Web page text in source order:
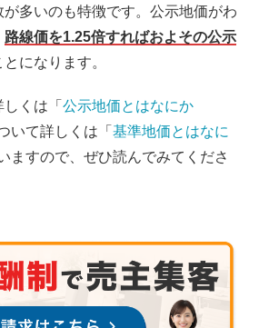
多いのも特徴です。公示地価がわ
路線価を1.25倍すればおよその公示
になります。
くは「 公示地価とはなにか
いて詳しくは「 基準地価とはなに
ますので、ぜひ読んでみてくださ